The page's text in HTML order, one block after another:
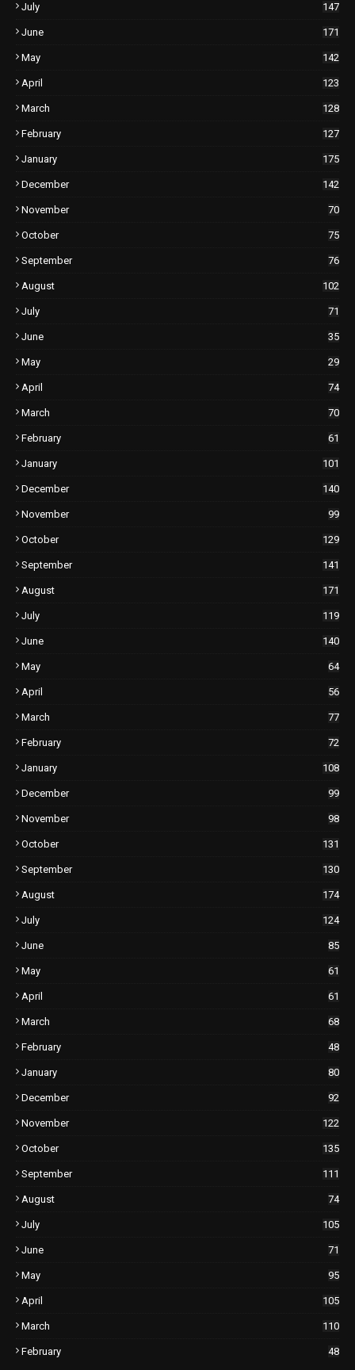
July 147
June 171
May 142
April 123
March 128
February 127
January 175
December 142
November 70
October 75
September 76
August 102
July 71
June 35
May 29
April 74
March 70
February 61
January 101
December 140
November 99
October 129
September 141
August 171
July 119
June 140
May 64
April 56
March 77
February 72
January 108
December 99
November 98
October 131
September 130
August 174
July 124
June 85
May 61
April 61
March 68
February 48
January 80
December 92
November 122
October 135
September 111
August 74
July 105
June 71
May 95
April 105
March 110
February 48